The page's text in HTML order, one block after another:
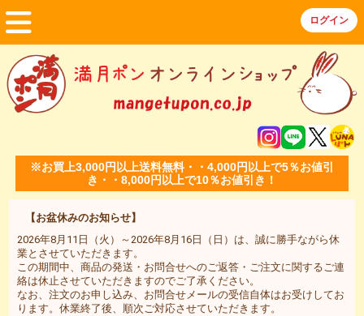
※お買上3,000円以上送料無料・・4,000円以上で5％お値引
き・・8,000円以上で10％お値引き！
【お盆休みのお知らせ】
2026年8月11日（火）～2026年8月16日（日）は、誠に勝手ながら休
業とさせていただきます。
この期間中、商品の発送・お問合せへのご返答・ご注文に関するご連
絡は休止させていただきますのでご了承ください。
なお、注文のお申し込み、お問合せメールの受信自体はお受けしてお
ります。休業終了後、順次ご対応させていただきます。